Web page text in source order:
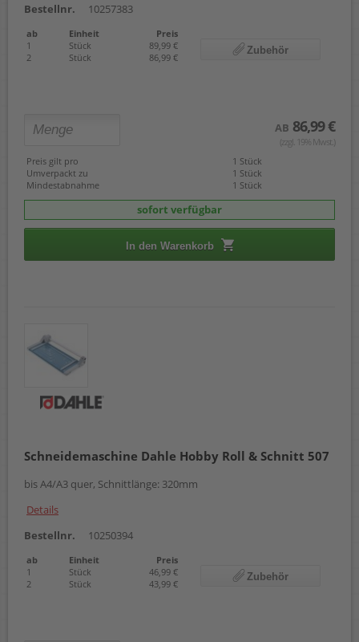
Bestellnr.
10257383
ab Einheit
Preis
1
Stück
89,99 €
2
Stück 86,99 €
Zubehör
AB 86,99 €
(zzgl. 19% Mwst.)
Preis gilt pro
1 Stück
Umverpackt zu
1 Stück
Mindestabnahme
1 Stück
sofort verfügbar
In den Warenkorb
Schneidemaschine Dahle Hobby Roll & Schnitt 507
bis A4/A3 quer, Schnittlänge: 320mm
Details
Bestellnr.
10250394
ab Einheit
Preis
1
Stück
46,99 €
2
Stück 43,99 €
Zubehör